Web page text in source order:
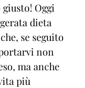
Oggi
dieta
se seguito
non
ma anche
più